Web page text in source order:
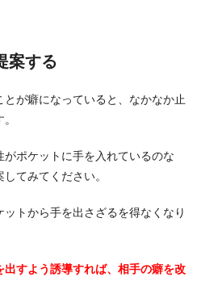
案する
が癖になっていると、なかなか止
がポケットに手を入れているのな
てみてください。
トから手を出さざるを得なくなり
出すよう誘導すれば、相手の癖を改